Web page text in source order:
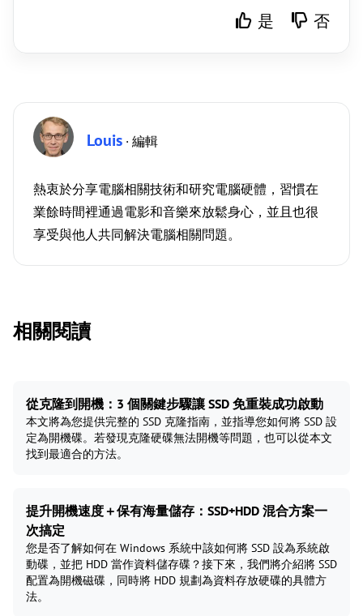
是 否
Louis · 編輯
熱衷於分享電腦相關技術和研究電腦硬體，習慣在
業餘時間裡通過電影和音樂來放鬆身心，並且也很
享受與他人共同解決電腦相關問題。
相關閱讀
從克隆到開機：3 個關鍵步驟讓 SSD 免重裝成功啟動
本文將為您提供完整的 SSD 克隆指南，並指導您如何將 SSD 設
定為開機碟。若發現克隆硬碟無法開機等問題，也可以從本文
找到最適合的方法。
提升開機速度＋保有海量儲存：SSD+HDD 混合方案一
次搞定
您是否了解如何在 Windows 系統中該如何將 SSD 設為系統啟
動碟，並把 HDD 當作資料儲存碟？接下來，我們將介紹將 SSD
配置為開機磁碟，同時將 HDD 規劃為資料存放硬碟的具體方
法。